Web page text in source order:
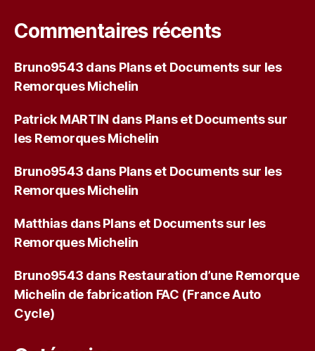
Commentaires récents
Bruno9543 dans Plans et Documents sur les
Remorques Michelin
Patrick MARTIN dans Plans et Documents sur
les Remorques Michelin
Bruno9543 dans Plans et Documents sur les
Remorques Michelin
MatthiasdansPlans et Documents sur les
Remorques Michelin
Bruno9543 dans Restauration d’une Remorque
Michelin de fabrication FAC (France Auto
Cycle)